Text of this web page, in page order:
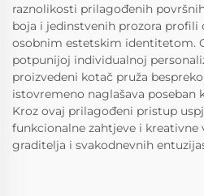
raznolikosti prilagođenih
boja i jedinstvenih prozora profili
osobnim estetskim identitetom.
potpunijoj individualnoj
proizvedeni kotač pruža
istovremeno naglašava poseban
Kroz ovaj prilagođeni pristup
funkcionalne zahtjeve i kreativne
graditelja i svakodnevnih